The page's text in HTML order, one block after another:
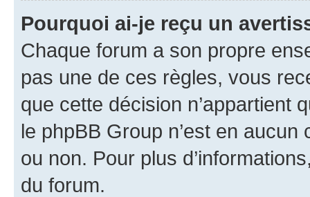
Pourquoi ai-je reçu un
Chaque forum a son propre
pas une de ces règles, vous
que cette décision n’appartient
le phpBB Group n’est en
ou non. Pour plus
du forum.